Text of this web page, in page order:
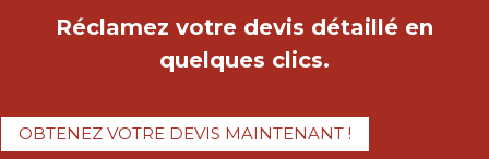
Réclamez votre devis détaillé en
quelques clics.
OBTENEZ VOTRE DEVIS MAINTENANT !